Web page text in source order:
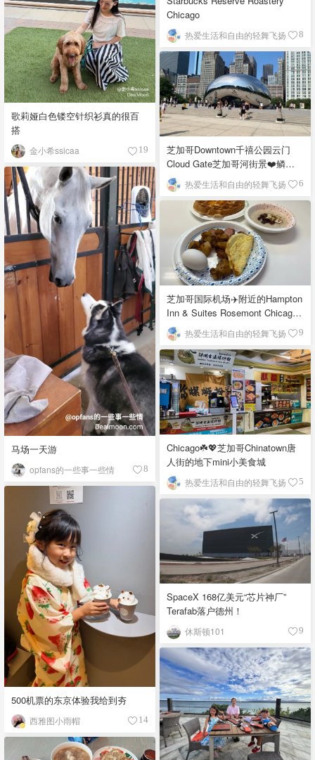
歌莉娅白色镂空针织衫真的很百
搭
金小希ssicaa 19
Chicago
热爱生活和自由的轻舞飞扬 8
芝加哥Downtown千禧公园云门
Cloud Gate芝加哥河街景❤️鳞次
栉比的高楼
热爱生活和自由的轻舞飞扬 6
马场一天游
opfans的一些事一些情 8
芝加哥国际机场✈️附近的Hampton
Inn & Suites Rosemont Chicago
O'Hare自助早餐
热爱生活和自由的轻舞飞扬 9
Chicago☘️💖芝加哥Chinatown唐
人街的地下mini小美食城
热爱生活和自由的轻舞飞扬 5
500机票的东京体验我给到夯
西雅图小雨帽 14
SpaceX 168亿美元“芯片神厂”
Terafab落户德州！
休斯顿101 9